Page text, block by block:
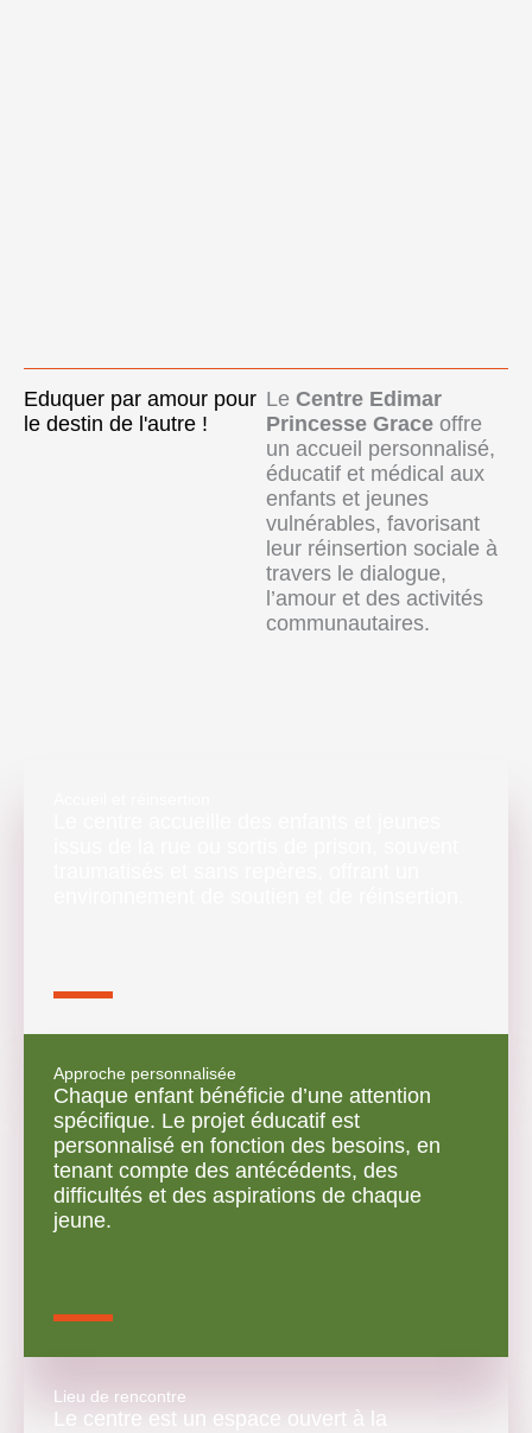
Eduquer par amour pour
le destin de l'autre !
Le Centre Edimar
Princesse Grace offre
un accueil personnalisé,
éducatif et médical aux
enfants et jeunes
vulnérables, favorisant
leur réinsertion sociale à
travers le dialogue,
l’amour et des activités
communautaires.
Approche personnalisée
Chaque enfant bénéficie d’une attention
spécifique. Le projet éducatif est
personnalisé en fonction des besoins, en
tenant compte des antécédents, des
difficultés et des aspirations de chaque
jeune.
Lieu de rencontre
Le centre est un espace ouvert à la